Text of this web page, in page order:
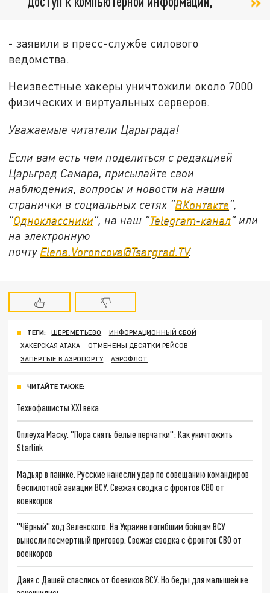
- заявили в пресс-службе силового
ведомства.
Неизвестные хакеры уничтожили около 7000
физических и виртуальных серверов.
Уважаемые читатели Царьграда!
Если вам есть чем поделиться с редакцией
Царьград Самара, присылайте свои
наблюдения, вопросы и новости на наши
странички в социальных сетях "ВКонтакте",
"Одноклассники", на наш "Telegram-канал" или
на электронную
почту Elena.Voroncova@Tsargrad.TV.
ТЕГИ: ШЕРЕМЕТЬЕВО
ИНФОРМАЦИОННЫЙ СБОЙ
ХАКЕРСКАЯ АТАКА
ОТМЕНЕНЫ ДЕСЯТКИ РЕЙСОВ
ЗАПЕРТЫЕ В АЭРОПОРТУ
АЭРОФЛОТ
ЧИТАЙТЕ ТАКЖЕ:
Технофашисты XXI века
Оплеуха Маску. "Пора снять белые перчатки": Как уничтожить
Starlink
Мадьяр в панике. Русские нанесли удар по совещанию командиров
беспилотной авиации ВСУ. Свежая сводка с фронтов СВО от
военкоров
"Чёрный" ход Зеленского. На Украине погибшим бойцам ВСУ
вынесли посмертный приговор. Свежая сводка с фронтов СВО от
военкоров
Даня с Дашей спаслись от боевиков ВСУ. Но беды для малышей не